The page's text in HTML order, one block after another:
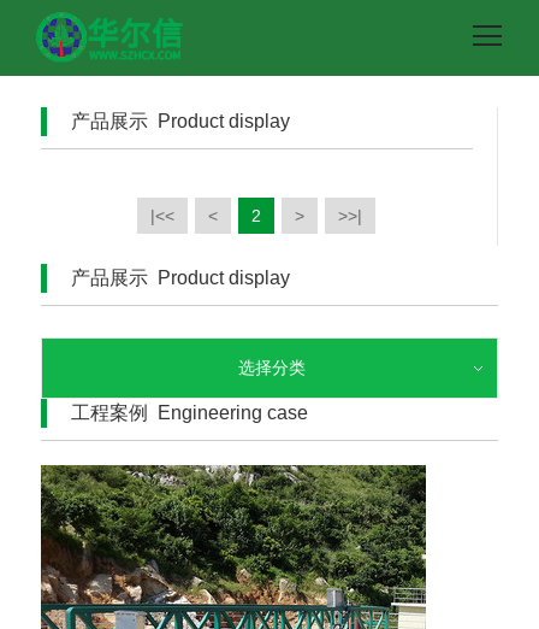
产品展示 Product display
|<< < 2 > >>|
产品展示 Product display
选择分类
工程案例 Engineering case